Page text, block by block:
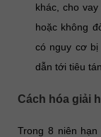
khác, cho
hoặc không
có nguy cơ
dẫn tới tiêu
Cách hóa giải
Trong 8 niên